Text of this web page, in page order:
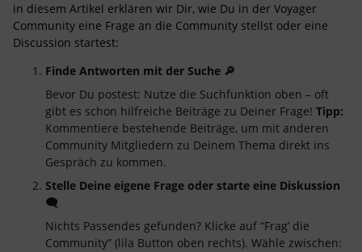
in diesem Artikel erklären wir Dir, wie Du in der Voyager
Community eine Frage an die Community stellst oder eine
Discussion startest:
Finde Antworten mit der Suche 🔎
Bevor Du postest: Nutze die Suchfunktion oben – oft
gibt es schon hilfreiche Beiträge zu Deiner Frage! Tipp:
Kommentiere bestehende Beiträge, um mit anderen
Community Mitgliedern zu Deinem Thema direkt ins
Gespräch zu kommen.
Stelle Deine eigene Frage oder starte eine Diskussion
🗨️
Nichts Passendes gefunden? Klicke auf “Frag’ die
Community” (lila Button oben rechts). Wähle zwischen: